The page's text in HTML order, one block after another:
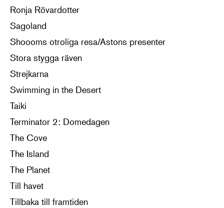
Ronja Rövardotter
Sagoland
Shoooms otroliga resa/Astons presenter
Stora stygga räven
Strejkarna
Swimming in the Desert
Taiki
Terminator 2: Domedagen
The Cove
The Island
The Planet
Till havet
Tillbaka till framtiden